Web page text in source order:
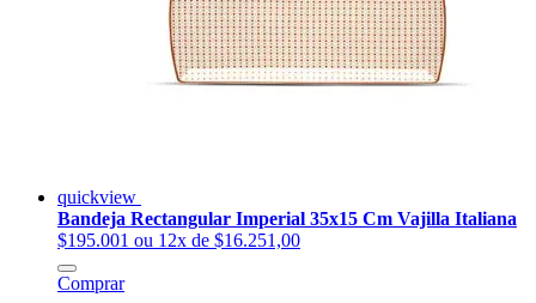
quickview
Bandeja Rectangular Imperial 35x15 Cm Vajilla Italiana
$195.001 ou 12x de $16.251,00
Comprar